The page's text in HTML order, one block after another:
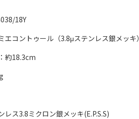
18Y
エコントゥール（3.8μステンレス銀メッキ）
約18.3cm
レス3.8ミクロン銀メッキ(E.P.S.S)